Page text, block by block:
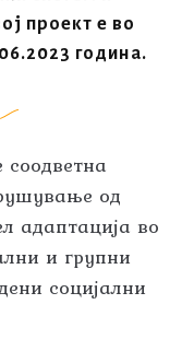
проект е во
година.
од
адаптација во
и групни
социјални